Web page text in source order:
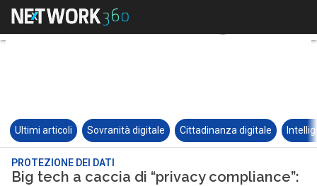
Ultimi articoli Sovranità digitale Cittadinanza digitale
PROTEZIONE DEI DATI
Big tech a caccia di “privacy compliance”: